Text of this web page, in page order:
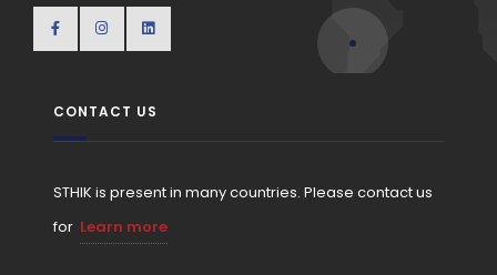
CONTACT US
STHIK is present in many countries. Please contact us
for Learn more